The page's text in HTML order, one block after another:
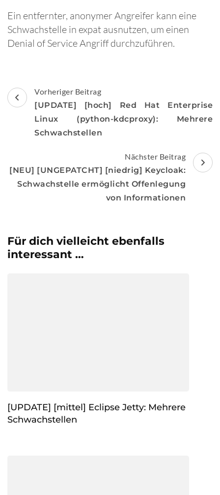
Ein entfernter, anonymer Angreifer kann eine
Schwachstelle in expat ausnutzen, um einen
Denial of Service Angriff durchzuführen.
Beitragsnavigation
Vorheriger Beitrag
[UPDATE] [hoch] Red Hat Enterprise
Linux (python-kdcproxy): Mehrere
Schwachstellen
Nächster Beitrag
[NEU] [UNGEPATCHT] [niedrig] Keycloak:
Schwachstelle ermöglicht Offenlegung
von Informationen
Für dich vielleicht ebenfalls
interessant …
[UPDATE] [mittel] Eclipse Jetty: Mehrere
Schwachstellen